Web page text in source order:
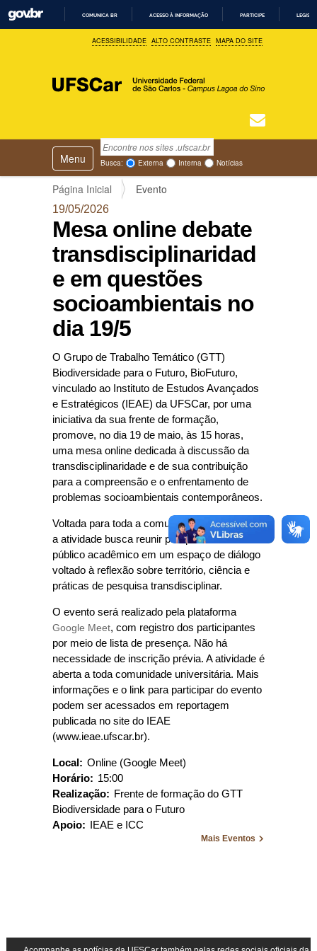
R
A
E
D
COMUNICA BR ACESSO À INFORMAÇÃO PARTICIPE
ACESSIBILIDADE ALTO CONTRASTE MAPA DO SITE
Busca
Busca Avançada…
Busca: Externa Interna Notícias
v
Toggle navigation
Página Inicial Evento
19/05/2026
Mesa online debate
transdisciplinaridad
e em questões
socioambientais no
dia 19/5
O Grupo de Trabalho Temático (GTT)
Biodiversidade para o Futuro, BioFuturo,
vinculado ao Instituto de Estudos Avançados
e Estratégicos (IEAE) da UFSCar, por uma
iniciativa da sua frente de formação,
promove, no dia 19 de maio, às 15 horas,
uma mesa online dedicada à discussão da
transdisciplinaridade e de sua contribuição
para a compreensão e o enfrentamento de
problemas socioambientais contemporâneos.
Voltada para toda a comunidade universitária,
a atividade busca reunir pesquisadores e
público acadêmico em um espaço de diálogo
voltado à reflexão sobre território, ciência e
práticas de pesquisa transdisciplinar.
O evento será realizado pela plataforma
Google Meet, com registro dos participantes
por meio de lista de presença. Não há
necessidade de inscrição prévia. A atividade é
aberta a toda comunidade universitária. Mais
informações e o link para participar do evento
podem ser acessados em reportagem
publicada no site do IEAE
(www.ieae.ufscar.br).
Local: Online (Google Meet)
Horário: 15:00
Realização: Frente de formação do GTT
Biodiversidade para o Futuro
Apoio: IEAE e ICC
Mais Eventos